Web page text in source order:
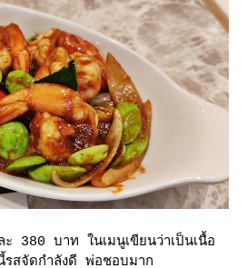
380 บาท ในเมนูเขียนว่าเป็นเนื้อ
รสจัดกำลังดี พ่อชอบมาก